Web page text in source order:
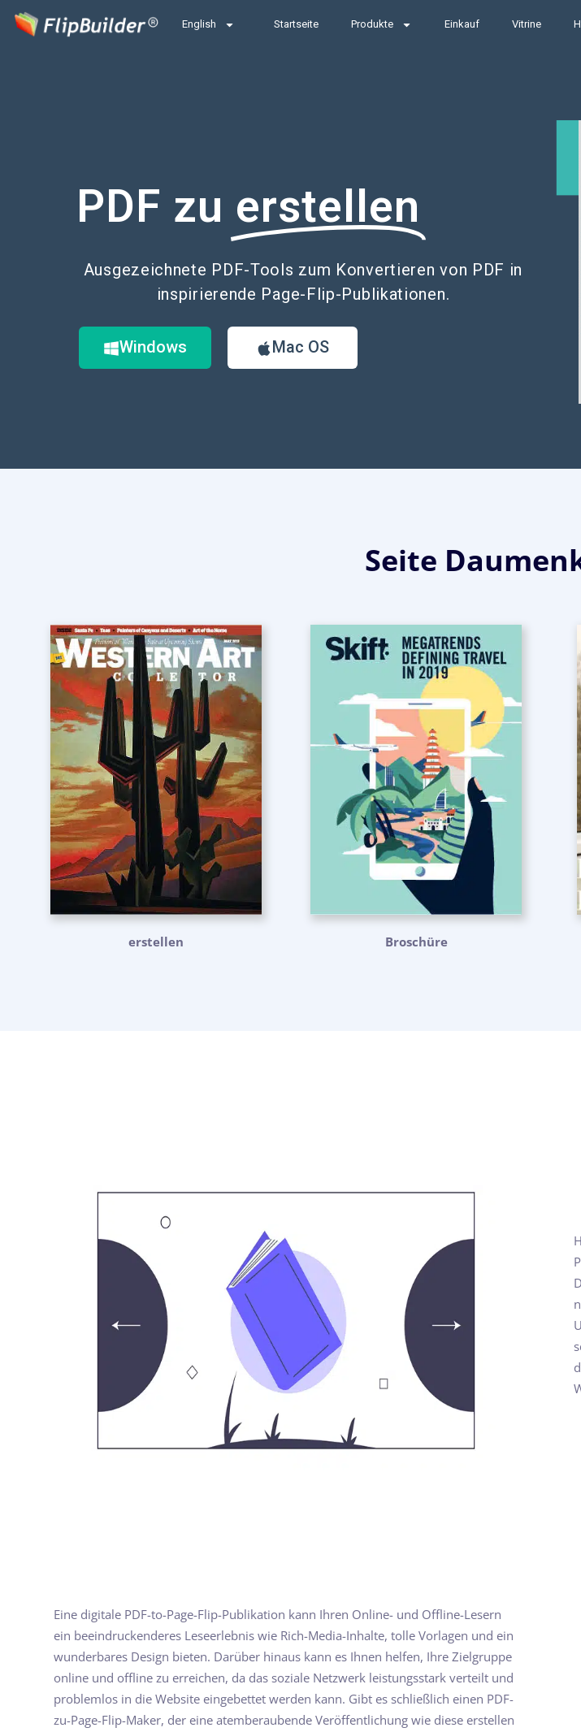
English Startseite Produkte Einkauf Vitrine
PDF zu erstellen
Ausgezeichnete PDF-Tools zum Konvertieren von PDF in
inspirierende Page-Flip-Publikationen.
Windows Mac OS
Seite
erstellen Broschüre
Eine digitale PDF-to-Page-Flip-Publikation kann Ihren Online- und Offline-Lesern
ein beeindruckenderes Leseerlebnis wie Rich-Media-Inhalte, tolle Vorlagen und ein
wunderbares Design bieten. Darüber hinaus kann es Ihnen helfen, Ihre Zielgruppe
online und offline zu erreichen, da das soziale Netzwerk leistungsstark verteilt und
problemlos in die Website eingebettet werden kann. Gibt es schließlich einen PDF-
zu-Page-Flip-Maker, der eine atemberaubende Veröffentlichung wie diese erstellen